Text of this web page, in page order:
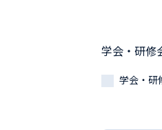
学会・研修
学会・研